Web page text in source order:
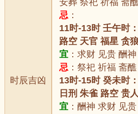
时辰吉凶
安葬 祭祀 祈福 斋
忌 ：
11时-13时 壬午时
路空 天官 福星 贪
宜 ：求财 见贵 酬神
忌 ：祭祀 祈福 斋
13时-15时 癸未时
日刑 朱雀 路空 贵人
宜 ：酬神 求财 见